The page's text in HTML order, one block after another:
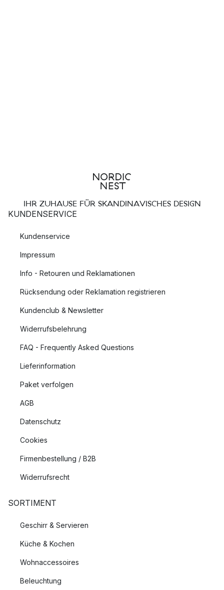
IHR ZUHAUSE FÜR SKANDINAVISCHES DESIGN
KUNDENSERVICE
Kundenservice
Impressum
Info - Retouren und Reklamationen
Rücksendung oder Reklamation registrieren
Kundenclub & Newsletter
Widerrufsbelehrung
FAQ - Frequently Asked Questions
Lieferinformation
Paket verfolgen
AGB
Datenschutz
Cookies
Firmenbestellung / B2B
Widerrufsrecht
SORTIMENT
Geschirr & Servieren
Küche & Kochen
Wohnaccessoires
Beleuchtung